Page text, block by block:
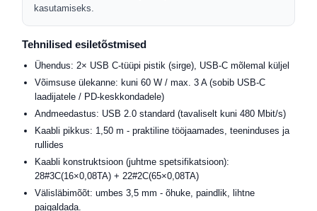
kasutamiseks.
Tehnilised esiletõstmised
Ühendus: 2× USB C-tüüpi pistik (sirge), USB-C mõlemal küljel
Võimsuse ülekanne: kuni 60 W / max. 3 A (sobib USB-C
laadijatele / PD-keskkondadele)
Andmeedastus: USB 2.0 standard (tavaliselt kuni 480 Mbit/s)
Kaabli pikkus: 1,50 m - praktiline tööjaamades, teeninduses ja
rullides
Kaabli konstruktsioon (juhtme spetsifikatsioon):
28#3C(16×0,08TA) + 22#2C(65×0,08TA)
Välisläbimõõt: umbes 3,5 mm - õhuke, paindlik, lihtne
paigaldada.